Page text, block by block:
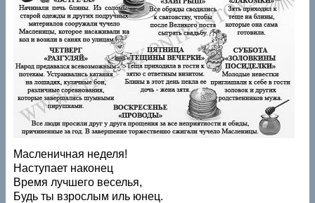
Масленичная неделя!
Наступает наконец
Время лучшего веселья,
Будь ты взрослым иль юнец.